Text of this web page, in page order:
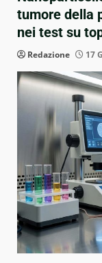
tumore della
nei test su
Redazione 17